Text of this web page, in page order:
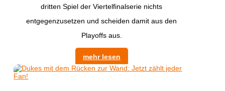
dritten Spiel der Viertelfinalserie nichts
entgegenzusetzen und scheiden damit aus den
Playoffs aus.
mehr lesen